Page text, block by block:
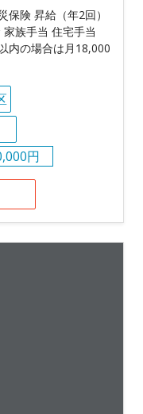
険 昇給（年2回）
族手当 住宅手当
内の場合は月18,000
円